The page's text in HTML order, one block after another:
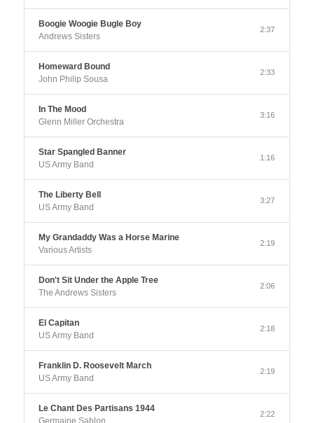
Boogie Woogie Bugle Boy
Andrews Sisters
2:37
Homeward Bound
John Philip Sousa
2:33
In The Mood
Glenn Miller Orchestra
3:16
Star Spangled Banner
US Army Band
1:16
The Liberty Bell
US Army Band
3:27
My Grandaddy Was a Horse Marine
Various Artists
2:19
Don't Sit Under the Apple Tree
The Andrews Sisters
2:06
El Capitan
US Army Band
2:18
Franklin D. Roosevelt March
US Army Band
2:19
Le Chant Des Partisans 1944
2:22